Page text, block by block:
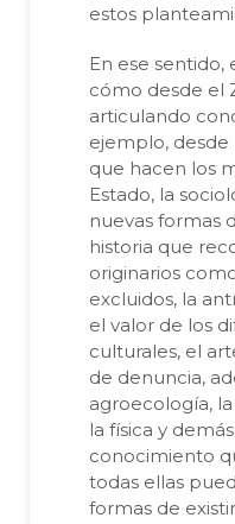
estos
En ese
cómo desde el
articulando
ejemplo,
que hacen los
Estado, la
nuevas formas
historia que
originarios
excluidos, la
el valor de los
culturales, el
de denuncia,
agroecología,
la física y
conocimiento
todas ellas
formas de